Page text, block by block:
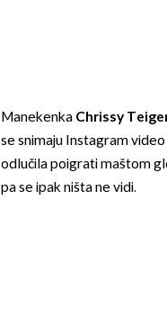
Manekenka Chrissy
se snimaju Instagram
odlučila poigrati maštom
pa se ipak ništa ne vidi.